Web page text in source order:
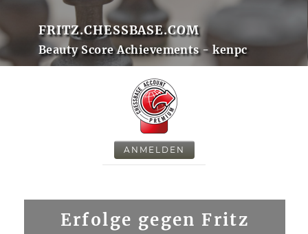
FRITZ.CHESSBASE.COM
Beauty Score Achievements - kenpc
ANMELDEN
Erfolge gegen Fritz